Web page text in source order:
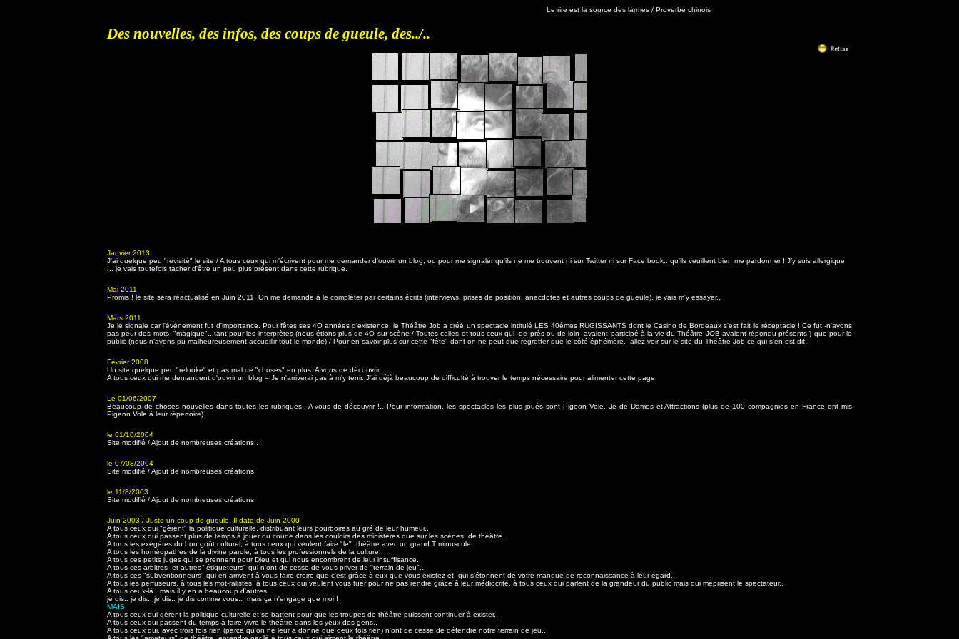
Le rire est la source des larmes / Proverbe chinois
Des nouvelles, des infos, des coups de gueule, des../..
Janvier 2013
J'ai quelque peu "revisité" le site / A tous ceux qui m'écrivent pour me demander d'ouvrir un blog, ou pour me signaler qu'ils ne me trouvent ni sur Twitter ni sur Face book.. qu'ils veuillent bien me pardonner ! J'y suis allergique
!.. je vais toutefois tacher d'être un peu plus présent dans cette rubrique.
Mai 2011
Promis ! le site sera réactualisé en Juin 2011. On me demande à le compléter par certains écrits (interviews, prises de position, anecdotes et autres coups de gueule), je vais m'y essayer..
Mars 2011
Je le signale car l'événement fut d'importance. Pour fêtes ses 4O années d'existence, le Théâtre Job a créé un spectacle intitulé LES 40èmes RUGISSANTS dont le Casino de Bordeaux s'est fait le réceptacle ! Ce fut -n'ayons
pas peur des mots- "magique".. tant pour les interprètes (nous étions plus de 4O sur scène / Toutes celles et tous ceux qui -de près ou de loin- avaient participé à la vie du Théâtre JOB avaient répondu présents ) que pour le
public (nous n'avons pu malheureusement accueillir tout le monde) / Pour en savoir plus sur cette "fête" dont on ne peut que regretter que le côté éphémère, allez voir sur le site du Théâtre Job ce qui s'en est dit !
Février 2008
Un site quelque peu "relooké" et pas mal de "choses" en plus. A vous de découvrir..
A tous ceux qui me demandent d'ouvrir un blog = Je n'arriverai pas à m'y tenir. J'ai déjà beaucoup de difficulté à trouver le temps nécessaire pour alimenter cette page.
Le 01/06/2007
Beaucoup de choses nouvelles dans toutes les rubriques.. A vous de découvrir !.. Pour information, les spectacles les plus joués sont Pigeon Vole, Je de Dames et Attractions (plus de 100 compagnies en France ont mis
Pigeon Vole à leur répertoire)
le 01/10/2004
Site modifié / Ajout de nombreuses créations..
le 07/08/2004
Site modifié / Ajout de nombreuses créations
le 11/8/2003
Site modifié / Ajout de nombreuses créations
Juin 2003 / Juste un coup de gueule. Il date de Juin 2000
A tous ceux qui "gèrent" la politique culturelle, distribuant leurs pourboires au gré de leur humeur..
A tous ceux qui passent plus de temps à jouer du coude dans les couloirs des ministères que sur les scènes de théâtre..
A tous les exégètes du bon goût culturel, à tous ceux qui veulent faire "le" théâtre avec un grand T minuscule,
A tous les homéopathes de la divine parole, à tous les professionnels de la culture..
A tous ces petits juges qui se prennent pour Dieu et qui nous encombrent de leur insuffisance..
A tous ces arbitres et autres "étiqueteurs" qui n'ont de cesse de vous priver de "terrain de jeu"..
A tous ces "subventionneurs" qui en arrivent à vous faire croire que c'est grâce à eux que vous existez et qui s'étonnent de votre manque de reconnaissance à leur égard..
A tous les perfuseurs, à tous les mot-ralistes, à tous ceux qui veulent vous tuer pour ne pas rendre grâce à leur médiocrité, à tous ceux qui parlent de la grandeur du public mais qui méprisent le spectateur..
A tous ceux-là.. mais il y en a beaucoup d'autres..
je dis.. je dis.. je dis.. je dis comme vous.. mais ça n'engage que moi !
MAIS
A tous ceux qui gèrent la politique culturelle et se battent pour que les troupes de théâtre puissent continuer à exister..
A tous ceux qui passent du temps à faire vivre le théâtre dans les yeux des gens..
A tous ceux qui, avec trois fois rien (parce qu'on ne leur a donné que deux fois rien) n'ont de cesse de défendre notre terrain de jeu..